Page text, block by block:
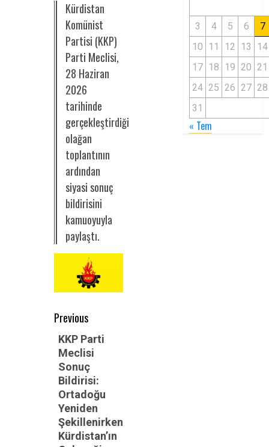
Kürdistan
Komünist
Partisi (KKP)
Parti Meclisi,
28 Haziran
2026
tarihinde
gerçekleştirdiği
olağan
toplantının
ardından
siyasi sonuç
bildirisini
kamuoyuyla
paylaştı.
Post
navigation
Previous
Previous
post:
KKP Parti
Meclisi
Sonuç
Bildirisi:
Ortadoğu
Yeniden
Şekillenirken
Kürdistan’ın
3 4 5 6
7
10 11 12 13
14
17 18 19 20 21
24 25 26 27 28
31
« Tem